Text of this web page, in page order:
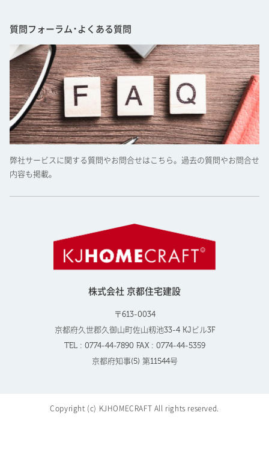
質問フォーラム･よくある質問
弊社サービスに関する質問やお問合せはこちら。過去の質問やお問合せ
内容も掲載。
株式会社 京都住宅建設
〒613-0034
京都府久世郡久御山町佐山籾池33-4 KJビル3F
TEL : 0774-44-7890 FAX : 0774-44-5359
京都府知事(5) 第11544号
Copyright (c) KJHOMECRAFT All rights reserved.